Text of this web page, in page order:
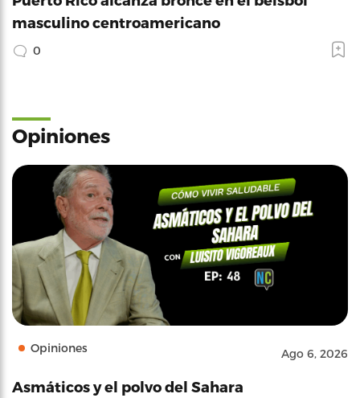
masculino centroamericano
0
Opiniones
Opiniones Ago 6, 2026
Asmáticos y el polvo del Sahara